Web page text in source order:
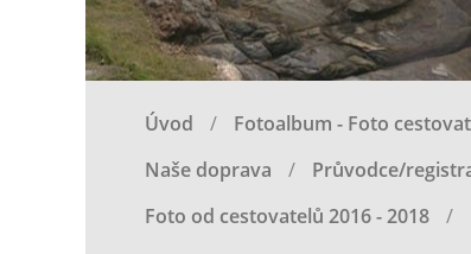
Úvod Fotoalbum - Foto
Naše doprava
Průvodce/
Foto od cestovatelů 2016 - 2018